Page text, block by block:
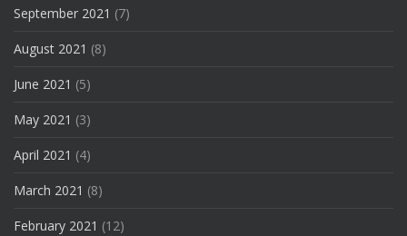
September 2021 (7)
August 2021 (8)
June 2021 (5)
May 2021 (3)
April 2021 (4)
March 2021 (8)
February 2021 (12)